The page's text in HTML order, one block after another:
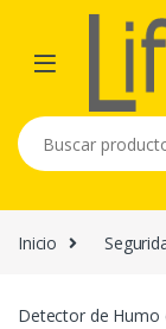
Skip to navigation
Skip to content
Buscar por:
Inicio
Detector de Humo